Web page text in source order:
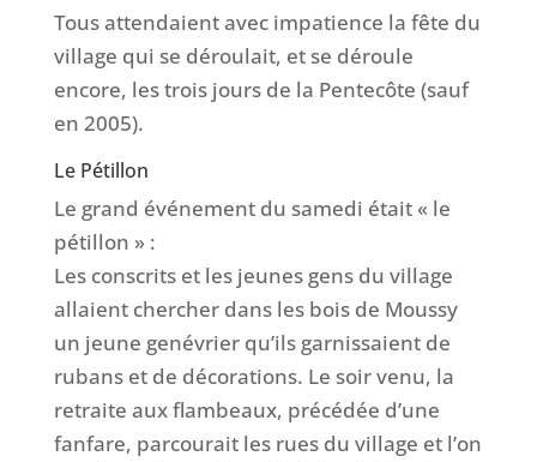
Tous attendaient avec impatience la fête du
village qui se déroulait, et se déroule
encore, les trois jours de la Pentecôte (sauf
en 2005).
Le Pétillon
Le grand événement du samedi était « le
pétillon » :
Les conscrits et les jeunes gens du village
allaient chercher dans les bois de Moussy
un jeune genévrier qu’ils garnissaient de
rubans et de décorations. Le soir venu, la
retraite aux flambeaux, précédée d’une
fanfare, parcourait les rues du village et l’on